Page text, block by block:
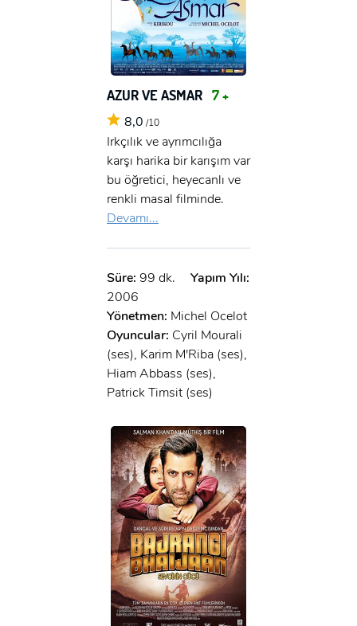
AZUR VE ASMAR 7 +
8,0 /10
Irkçılık ve ayrımcılığa
karşı harika bir karışım var
bu öğretici, heyecanlı ve
renkli masal filminde.
Devamı...
Süre: 99 dk.
Yapım Yılı:
2006
Yönetmen: Michel Ocelot
Oyuncular: Cyril Mourali
(ses), Karim M'Riba (ses),
Hiam Abbass (ses),
Patrick Timsit (ses)